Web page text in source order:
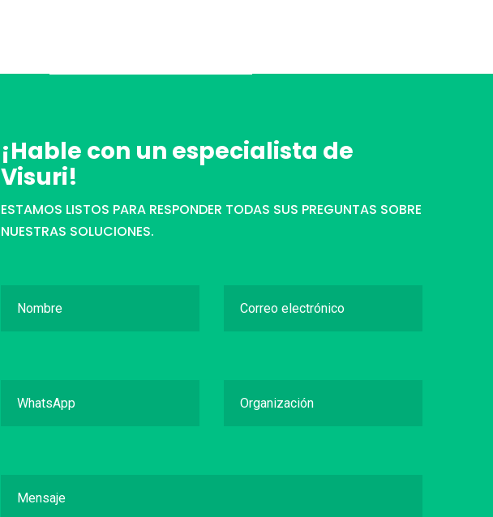
¡Hable con un especialista de
Visuri!
ESTAMOS LISTOS PARA RESPONDER TODAS SUS PREGUNTAS SOBRE
NUESTRAS SOLUCIONES.